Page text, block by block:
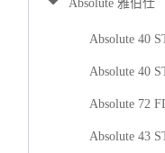
Absolute 雅伯仕
Absolute 40
Absolute 40
Absolute 72
Absolute 43